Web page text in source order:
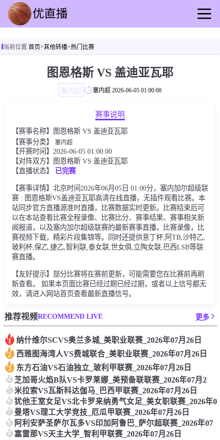
足球直播
其他转播
当前位置:首页>其他转播>热门比赛
图恩格斯 VS 盖迪亚瓦耶
塞内超 塞内超 2026-06-05 01:00:00
赛事说明
【赛事名称】图恩格斯 VS 盖迪亚瓦耶
【赛事分类】 塞内超
【开赛时间】2026-06-05 01:00:00
【对阵双方】图恩格斯 VS 盖迪亚瓦耶
【直播状态】
已完赛
【赛事详情】北京时间2026年06月05日 01:00分，塞内加尔超级联
赛 : 图恩格斯VS盖迪亚瓦耶高清在线直播，无插件观看比赛。本
站同步官方直播源准时直播，比赛数据实时更新。比赛结束后可
以在本站查看比赛全程录像、比赛比分、赛事结果、赛事相关新
闻报道，以及塞内加尔超级联赛的最新赛事直播，比赛录像，比
赛视频下载，精彩片段集锦等。同时还提供意丁杯,阿TB,沙特乙,
玻利杯,保乙,捷乙,智利联,泰女联,世女俱,立陶女联,巴西LSB等联
赛直播。
【友好提示】部分比赛将在赛前更新，可能需要您在比赛前再刷
新查看。 如果本页面比赛已经过期已经过期，或者以上信号都无
效，请进入网站首页查看最新直播信号。
推荐视频RECOMMEND LIVE 更多
1 纳什维尔SCVS奥兰多城_美职业联赛_2026年07月26日
2 西雅图海湾人VS费城联合_美职业联赛_2026年07月26日
3 东方石油VS石油独立_玻利甲联赛_2026年07月26日
4 芝加哥火焰B队VS卡罗莱娜_美预备联联赛_2026年07月2
5 米拉索VS瓦斯科达伽马_巴西甲联赛_2026年07月26日
6 犹他王室女足VS北卡罗来纳勇气女足_美女职联赛_2026年0
7 曼塔VS理工大学竞技_厄瓜甲联赛_2026年07月26日
8 阿利安萨圣萨尔瓦多VS印加阿鲁巴_萨尔超联赛_2026年07
9 塞雷那VS天主大学_智利甲联赛_2026年07月26日